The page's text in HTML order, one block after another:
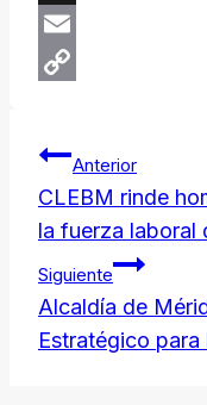
X
Email
de
Anterior
CLEBM rinde
la fuerza laboral
Siguiente
Alcaldía de
Estratégico